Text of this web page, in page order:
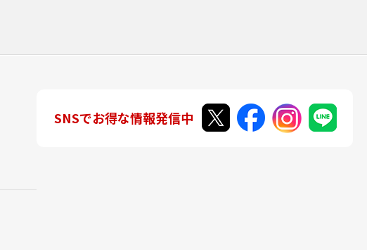
SNSでお得な情報発信中